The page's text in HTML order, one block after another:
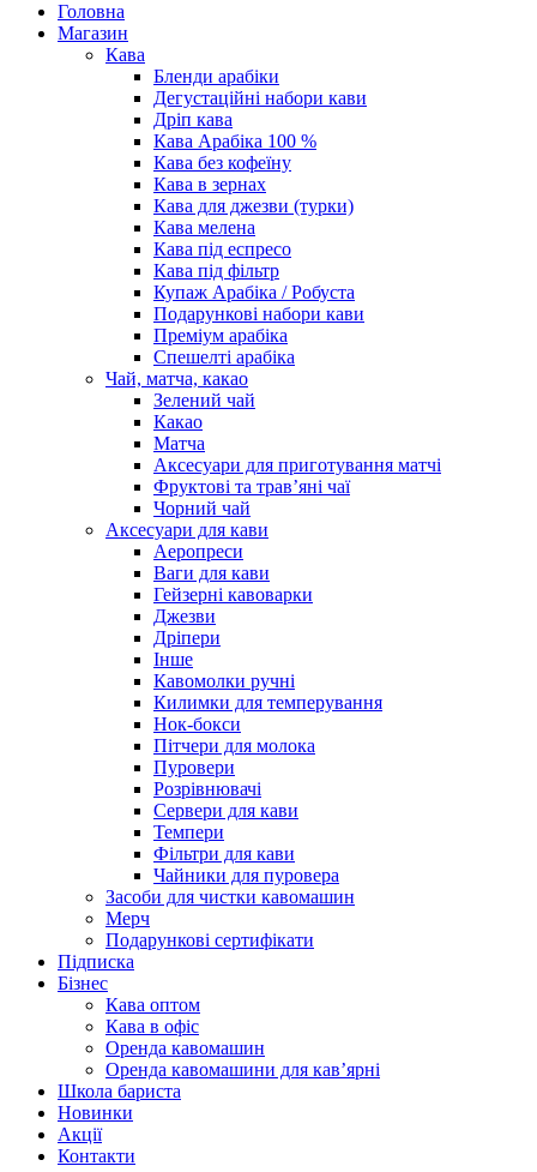
Головна
Магазин
Кава
Бленди арабіки
Дегустаційні набори кави
Дріп кава
Кава Арабіка 100 %
Кава без кофеїну
Кава в зернах
Кава для джезви (турки)
Кава мелена
Кава під еспресо
Кава під фільтр
Купаж Арабіка / Робуста
Подарункові набори кави
Преміум арабіка
Спешелті арабіка
Чай, матча, какао
Зелений чай
Какао
Матча
Аксесуари для приготування матчі
Фруктові та трав’яні чаї
Чорний чай
Аксесуари для кави
Аеропреси
Ваги для кави
Гейзерні кавоварки
Джезви
Дріпери
Інше
Кавомолки ручні
Килимки для темперування
Нок-бокси
Пітчери для молока
Пуровери
Розрівнювачі
Сервери для кави
Темпери
Фільтри для кави
Чайники для пуровера
Засоби для чистки кавомашин
Мерч
Подарункові сертифікати
Підписка
Бізнес
Кава оптом
Кава в офіс
Оренда кавомашин
Оренда кавомашини для кав’ярні
Школа бариста
Новинки
Акції
Контакти